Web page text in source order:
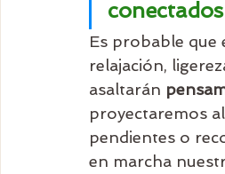
Es probable que
relajación,
asaltarán
proyectaremos
pendientes o
en marcha